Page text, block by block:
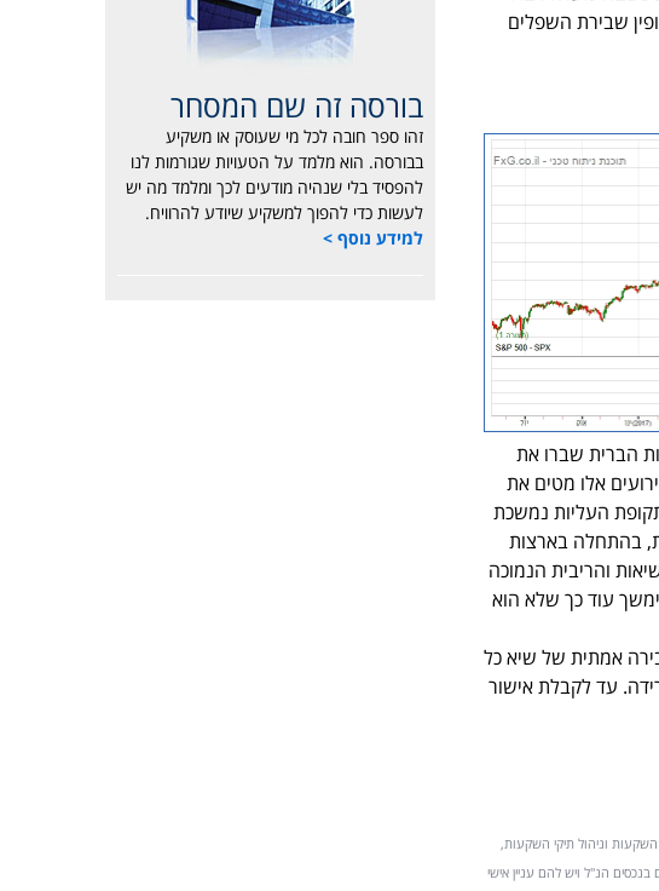
שבירת השפלים
הברית שברו את
אירועים אלו מטים את
העליות נמשכת
בהתחלה בארצות
והריבית הנמוכה
עוד כך שלא הוא
אמתית של שיא כל
עד לקבלת אישור
השקעות וניהול תיקי השקעות,
בנכסים הנ"ל ויש להם עניין אישי
בורסה זה שם המסחר
זהו ספר חובה לכל מי שעוסק או משקיע
בבורסה. הוא מלמד על הטעויות שגורמות לנו
להפסיד בלי שנהיה מודעים לכך ומלמד מה יש
לעשות כדי להפוך למשקיע שיודע להרוויח.
למידע נוסף >